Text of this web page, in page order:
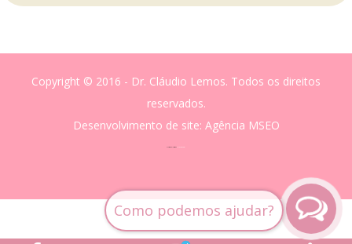
Copyright © 2016 - Dr. Cláudio Lemos. Todos os direitos
reservados.
Desenvolvimento de site: Agência MSEO